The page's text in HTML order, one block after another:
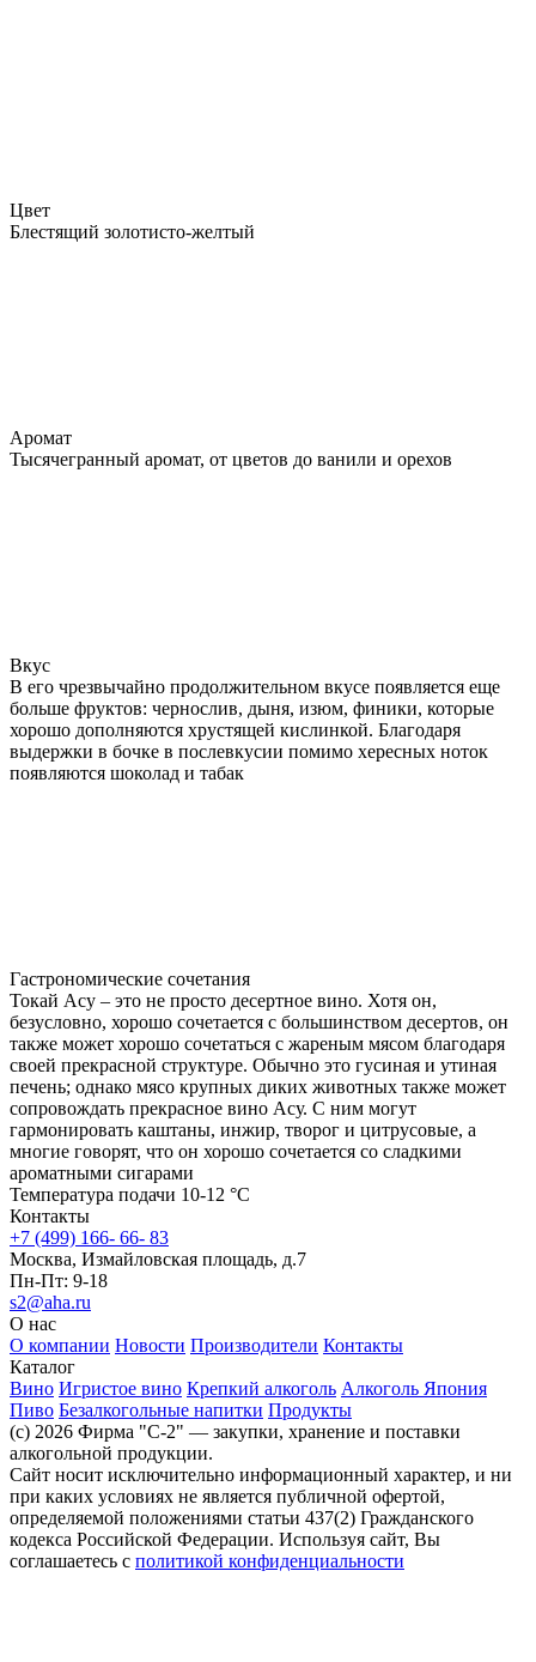
Цвет
Блестящий золотисто-желтый
Аромат
Тысячегранный аромат, от цветов до ванили и орехов
Вкус
В его чрезвычайно продолжительном вкусе появляется еще
больше фруктов: чернослив, дыня, изюм, финики, которые
хорошо дополняются хрустящей кислинкой. Благодаря
выдержки в бочке в послевкусии помимо хересных ноток
появляются шоколад и табак
Гастрономические сочетания
Токай Асу – это не просто десертное вино. Хотя он,
безусловно, хорошо сочетается с большинством десертов, он
также может хорошо сочетаться с жареным мясом благодаря
своей прекрасной структуре. Обычно это гусиная и утиная
печень; однако мясо крупных диких животных также может
сопровождать прекрасное вино Асу. С ним могут
гармонировать каштаны, инжир, творог и цитрусовые, а
многие говорят, что он хорошо сочетается со сладкими
ароматными сигарами
Температура подачи 10-12 °С
Контакты
+7 (499) 166- 66- 83
Москва, Измайловская площадь, д.7
Пн-Пт: 9-18
s2@aha.ru
О нас
О компании Новости Производители Контакты
Каталог
Вино Игристое вино Крепкий алкоголь Алкоголь Япония
Пиво Безалкогольные напитки Продукты
(c) 2026 Фирма "С-2" — закупки, хранение и поставки
алкогольной продукции.
Сайт носит исключительно информационный характер, и ни
при каких условиях не является публичной офертой,
определяемой положениями статьи 437(2) Гражданского
кодекса Российской Федерации. Используя сайт, Вы
соглашаетесь с политикой конфиденциальности